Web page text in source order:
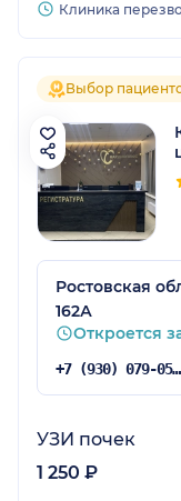
Клиника
Выбор
Ростовская
162А
Откроется
+7 (930) 079-05-81
УЗИ почек
1 250 ₽